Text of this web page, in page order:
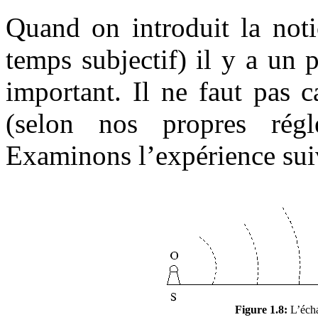
Quand on introduit la
temps subjectif) il y a un
important. Il ne faut pas
(selon nos propres
Examinons l’expérience
Figure 1.8: